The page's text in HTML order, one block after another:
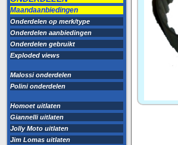
Maandaanbiedingen
Onderdelen op merk/type
Onderdelen aanbiedingen
Onderdelen gebruikt
Exploded views
Malossi onderdelen
Polini onderdelen
Homoet uitlaten
Giannelli uitlaten
Jolly Moto uitlaten
Jim Lomas uitlaten